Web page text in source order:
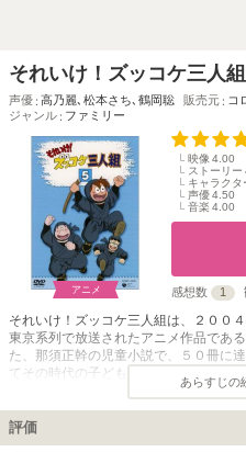
それいけ！ズッコケ三人組
声優 高乃麗､ 松本さち､ 鶴岡聡 販売元
コ
ジャンル
ファミリー
アニメ
映像 4.00
ストーリー
キャラクタ
声優4.50
音楽4.00
感想数 1
それいけ！ズッコケ三人組は、２００
東京系列で放送されたアニメ作品であ
た、那須正幹の児童小説で、５０冊に
てその時代の子どもたちに愛され、多
表する名作の一つといえる作品である
違う３人の小学校６年生、行動力があ
考えることが得意だけど慎重すぎるメ
ぽっちゃり型のモーちゃんの３人が繰
あらすじの
評価